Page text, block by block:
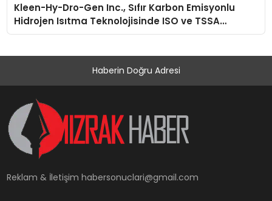
Kleen-Hy-Dro-Gen Inc., Sıfır Karbon Emisyonlu
Hidrojen Isıtma Teknolojisinde ISO ve TSSA
Düzenleyici Onaylarını Aldı
Haberin Doğru Adresi
Reklam & İletişimhabersonuclari@gmail.com